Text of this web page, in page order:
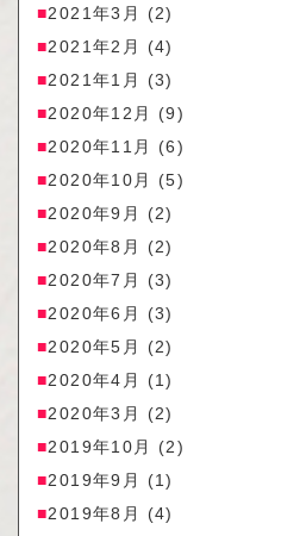
2021年3月
(2)
2021年2月
(4)
2021年1月
(3)
2020年12月
(9)
2020年11月
(6)
2020年10月
(5)
2020年9月
(2)
2020年8月
(2)
2020年7月
(3)
2020年6月
(3)
2020年5月
(2)
2020年4月
(1)
2020年3月
(2)
2019年10月
(2)
2019年9月
(1)
2019年8月
(4)